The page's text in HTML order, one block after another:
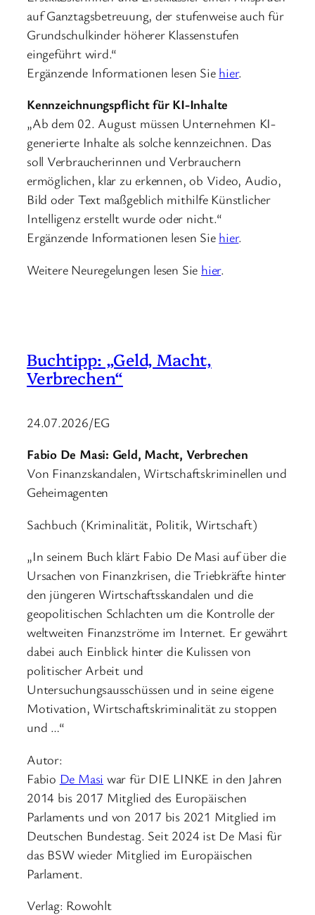
auf Ganztagsbetreuung, der stufenweise auch für
Grundschulkinder höherer Klassenstufen
eingeführt wird.“
Ergänzende Informationen lesen Sie hier.
Kennzeichnungspflicht für KI-Inhalte
„Ab dem 02. August müssen Unternehmen KI-
generierte Inhalte als solche kennzeichnen. Das
soll Verbraucherinnen und Verbrauchern
ermöglichen, klar zu erkennen, ob Video, Audio,
Bild oder Text maßgeblich mithilfe Künstlicher
Intelligenz erstellt wurde oder nicht.“
Ergänzende Informationen lesen Sie hier.
Weitere Neuregelungen lesen Sie hier.
Buchtipp: „Geld, Macht,
Verbrechen“
24.07.2026/EG
Fabio De Masi: Geld, Macht, Verbrechen
Von Finanzskandalen, Wirtschaftskriminellen und
Geheimagenten
Sachbuch (Kriminalität, Politik, Wirtschaft)
„In seinem Buch klärt Fabio De Masi auf über die
Ursachen von Finanzkrisen, die Triebkräfte hinter
den jüngeren Wirtschaftsskandalen und die
geopolitischen Schlachten um die Kontrolle der
weltweiten Finanzströme im Internet. Er gewährt
dabei auch Einblick hinter die Kulissen von
politischer Arbeit und
Untersuchungsausschüssen und in seine eigene
Motivation, Wirtschaftskriminalität zu stoppen
und …“
Autor:
Fabio De Masi war für DIE LINKE in den Jahren
2014 bis 2017 Mitglied des Europäischen
Parlaments und von 2017 bis 2021 Mitglied im
Deutschen Bundestag. Seit 2024 ist De Masi für
das BSW wieder Mitglied im Europäischen
Parlament.
Verlag: Rowohlt